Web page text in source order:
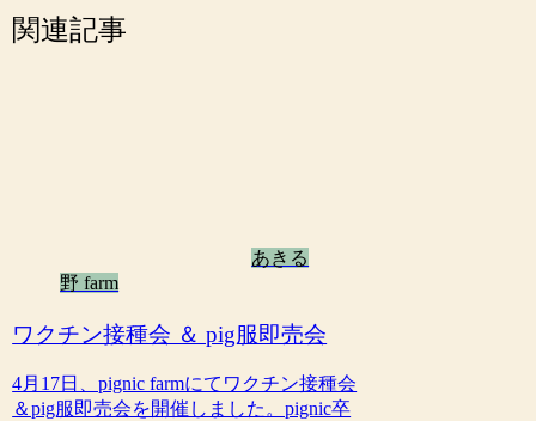
関連記事
あきる
野 farm
ワクチン接種会 ＆ pig服即売会
4月17日、pignic farmにてワクチン接種会
＆pig服即売会を開催しました。pignic卒